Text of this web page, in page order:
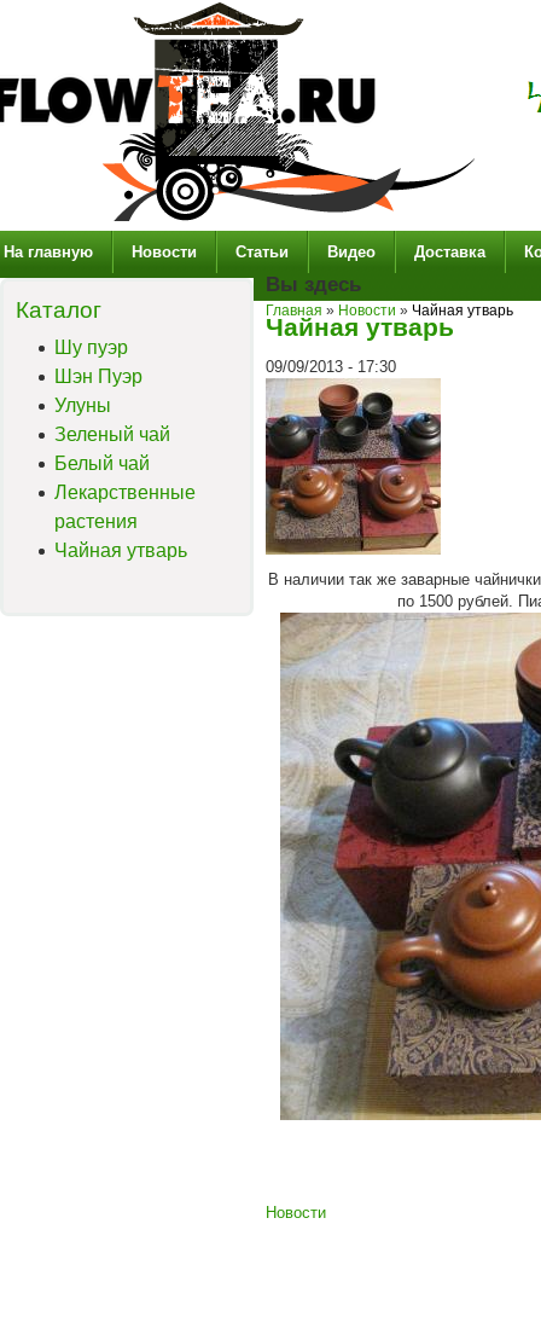
На главную Новости Статьи Видео Доставка
Каталог
Шу пуэр
Шэн Пуэр
Улуны
Зеленый чай
Белый чай
Лекарственные
растения
Чайная утварь
Вы здесь
Главная » Новости » Чайная утварь
Чайная утварь
09/09/2013 - 17:30
В наличии так же заварные
по 1500 рублей.
Новости